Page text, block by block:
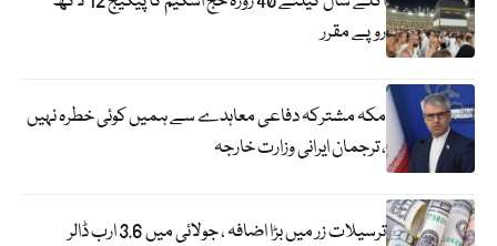
روپے مقرر
مکہ مشترکہ دفاعی معاہدے سے ہمیں کوئی خطرہ نہیں
، ترجمان ایرانی وزارت خارجہ
ترسیلات زر میں بڑا اضافہ ، جولائی میں 3.6 ارب ڈالر